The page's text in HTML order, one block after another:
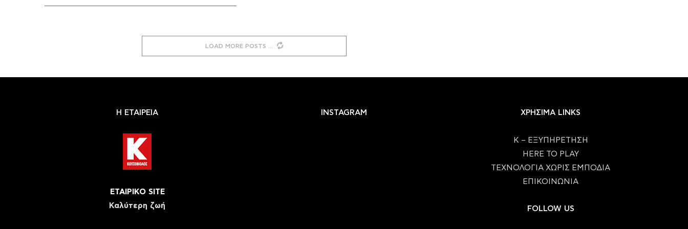
LOAD MORE POSTS
Η ΕΤΑΙΡΕΙΑ
ΕΤΑΙΡΙΚΟ SITE
Καλύτερη ζωή
INSTAGRAM ΧΡΗΣΙΜΑ LINKS
Κ – ΕΞΥΠΗΡΕΤΗΣΗ
HERE TO PLAY
ΤΕΧΝΟΛΟΓΙΑ ΧΩΡΙΣ ΕΜΠΟΔΙΑ
ΕΠΙΚΟΙΝΩΝΙΑ
FOLLOW US